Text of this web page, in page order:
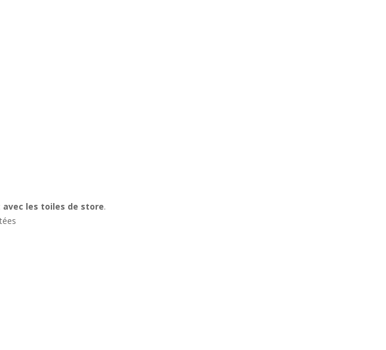
avec les toiles de store.